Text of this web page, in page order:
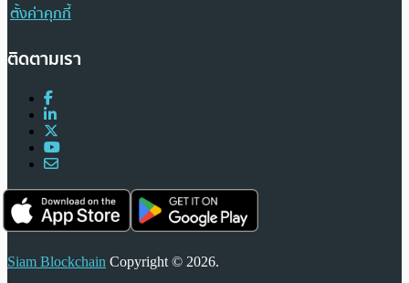
ตั้งค่าคุกกี้
ติดตามเรา
Siam Blockchain Copyright © 2026.